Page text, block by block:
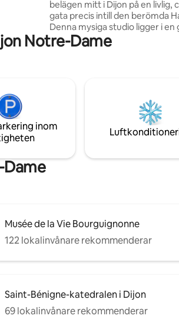
belägen mitt i Dijon på en livlig,
gata precis intill den berömda
Denna mysiga studio ligger i en
byggnad och blandar trägolv,
vintageinredning och moderna
restauranger, museer, butiker,
transport... Du är helt enkelt i
staden.
Notre-Dame
inom
Musée de la Vie Bourguignonne
122 lokalinvånare rekommenderar
Saint-Bénigne-katedralen i Dijon
69 lokalinvånare rekommenderar